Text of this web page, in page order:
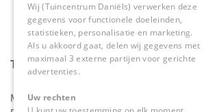
Tuincentrum Daniëls
Maandag
Wij (Tuincentrum Daniëls) verwerken deze
gegevens voor functionele doeleinden,
statistieken, personalisatie en marketing.
Als u akkoord gaat, delen wij gegevens met
maximaal 3 externe partijen voor gerichte
advertenties.
Uw rechten